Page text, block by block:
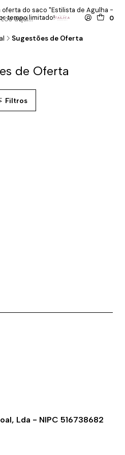
0
do saco "Estilista de Agulha -
tempo limitado!
Sugestões de Oferta
de Oferta
Filtros
Lda - NIPC 516738682